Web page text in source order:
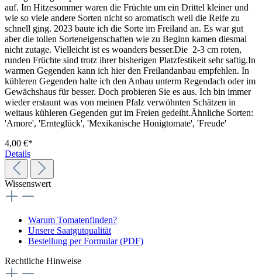
auf. Im Hitzesommer waren die Früchte um ein Drittel kleiner und
wie so viele andere Sorten nicht so aromatisch weil die Reife zu
schnell ging. 2023 baute ich die Sorte im Freiland an. Es war gut
aber die tollen Sorteneigenschaften wie zu Beginn kamen diesmal
nicht zutage. Vielleicht ist es woanders besser.Die 2-3 cm roten,
runden Früchte sind trotz ihrer bisherigen Platzfestikeit sehr saftig.In
warmen Gegenden kann ich hier den Freilandanbau empfehlen. In
kühleren Gegenden halte ich den Anbau unterm Regendach oder im
Gewächshaus für besser. Doch probieren Sie es aus. Ich bin immer
wieder erstaunt was von meinen Pfalz verwöhnten Schätzen in
weitaus kühleren Gegenden gut im Freien gedeiht.Ähnliche Sorten:
'Amore', 'Ernteglück', 'Mexikanische Honigtomate', 'Freude'
4,00 €*
Details
Wissenswert
Warum Tomatenfinden?
Unsere Saatgutqualität
Bestellung per Formular (PDF)
Rechtliche Hinweise